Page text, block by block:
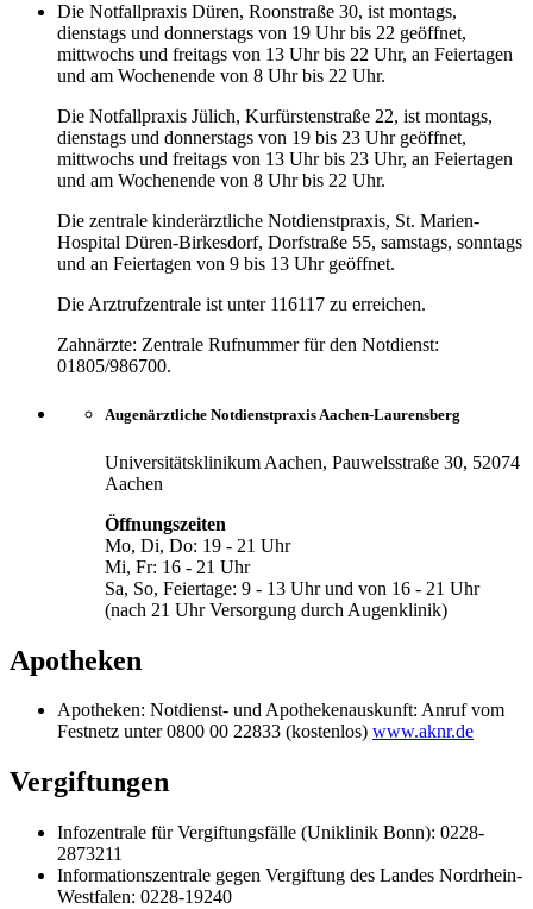
Die Notfallpraxis Düren, Roonstraße 30, ist montags,
dienstags und donnerstags von 19 Uhr bis 22 geöffnet,
mittwochs und freitags von 13 Uhr bis 22 Uhr, an Feiertagen
und am Wochenende von 8 Uhr bis 22 Uhr.
Die Notfallpraxis Jülich, Kurfürstenstraße 22, ist montags,
dienstags und donnerstags von 19 bis 23 Uhr geöffnet,
mittwochs und freitags von 13 Uhr bis 23 Uhr, an Feiertagen
und am Wochenende von 8 Uhr bis 22 Uhr.
Die zentrale kinderärztliche Notdienstpraxis, St. Marien-
Hospital Düren-Birkesdorf, Dorfstraße 55, samstags, sonntags
und an Feiertagen von 9 bis 13 Uhr geöffnet.
Die Arztrufzentrale ist unter 116117 zu erreichen.
Zahnärzte: Zentrale Rufnummer für den Notdienst:
01805/986700.
Augenärztliche Notdienstpraxis Aachen-Laurensberg
Universitätsklinikum Aachen, Pauwelsstraße 30, 52074
Aachen
Öffnungszeiten
Mo, Di, Do: 19 - 21 Uhr
Mi, Fr: 16 - 21 Uhr
Sa, So, Feiertage: 9 - 13 Uhr und von 16 - 21 Uhr
(nach 21 Uhr Versorgung durch Augenklinik)
Apotheken
Apotheken: Notdienst- und Apothekenauskunft: Anruf vom
Festnetz unter 0800 00 22833 (kostenlos) www.aknr.de
Vergiftungen
Infozentrale für Vergiftungsfälle (Uniklinik Bonn): 0228-
2873211
Informationszentrale gegen Vergiftung des Landes Nordrhein-
Westfalen: 0228-19240